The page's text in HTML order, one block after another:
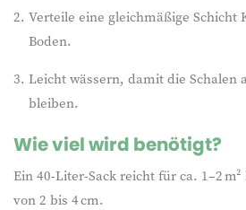
Verteile eine gleichmäßige Schicht
Boden.
Leicht wässern, damit die Schalen
bleiben.
Wie viel wird benötigt?
Ein 40-Liter-Sack reicht für ca. 1–2
von 2 bis 4 cm.